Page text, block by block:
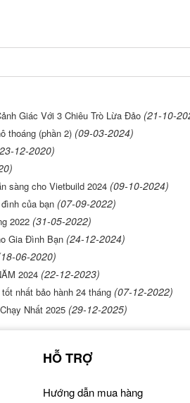
Giác Với 3 Chiêu Trò Lừa Đảo (21-10-
thoáng (phần 2) (09-03-2024)
12-2020)
sàng cho Vietbuild 2024 (09-10-2024)
của bạn (07-09-2022)
2022 (31-05-2022)
Gia Đình Bạn (24-12-2024)
06-2020)
2024 (22-12-2023)
nhất bảo hành 24 tháng (07-12-2022)
Nhất 2025 (29-12-2025)
HỖ TRỢ
Hướng dẫn mua hàng